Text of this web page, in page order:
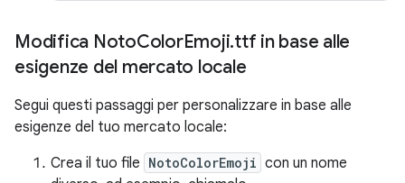
Modifica NotoColorEmoji.ttf in base alle
esigenze del mercato locale
Segui questi passaggi per personalizzare in base alle
esigenze del tuo mercato locale:
Crea il tuo file NotoColorEmoji con un nome